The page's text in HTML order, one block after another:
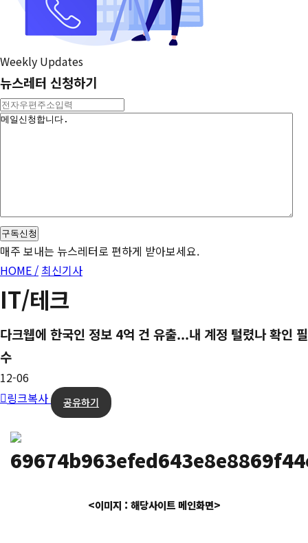
Weekly Updates
뉴스레터 신청하기
구독신청
매주 보내는 뉴스레터로 편하게 받아보세요.
HOME / 최신기사
IT/테크
다크웹에 한국인 정보 4억 건 유출...내 계정 털렸나 확인 필
수
12-06
링크복사
공유하기
<이미지 : 해당사이트 메인화면>